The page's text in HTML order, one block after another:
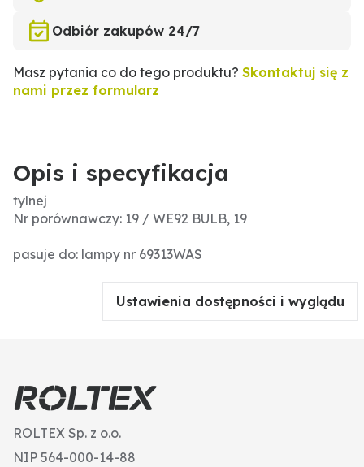
Odbiór zakupów 24/7
Masz pytania co do tego produktu? Skontaktuj się z
nami przez formularz
Opis i specyfikacja
tylnej
Nr porównawczy: 19 / WE92 BULB, 19
pasuje do: lampy nr 69313WAS
Ustawienia dostępności i wyglądu
ROLTEX Sp. z o.o.
NIP 564-000-14-88